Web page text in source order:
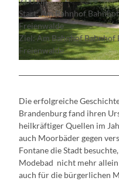
© TV SOS
Start: Am Bahnhof
Freienwalde
Ziel: Am Bahnhof Bahnhof
Freienwalde
Die erfolgreiche
Brandenburg fand ihren
heilkräftiger Quellen im
auch Moorbäder gegen
Fontane die Stadt
Modebad ­ nicht mehr
auch für die bürgerlichen